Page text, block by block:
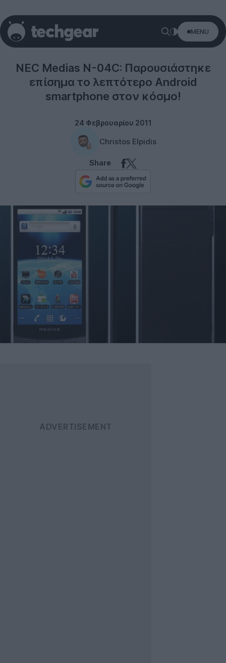
MENU
NEC Medias N-04C: Παρουσιάστηκε
επίσημα το λεπτότερο Android
smartphone στον κόσμο!
24 Φεβρουαρίου 2011
Christos Elpidis
Share